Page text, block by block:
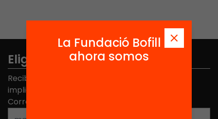
Elige equidad
Recibe contenidos, iniciativas y proyectos para
implicarte.
Correo electrónico
La Fundació Bofill
ahora somos